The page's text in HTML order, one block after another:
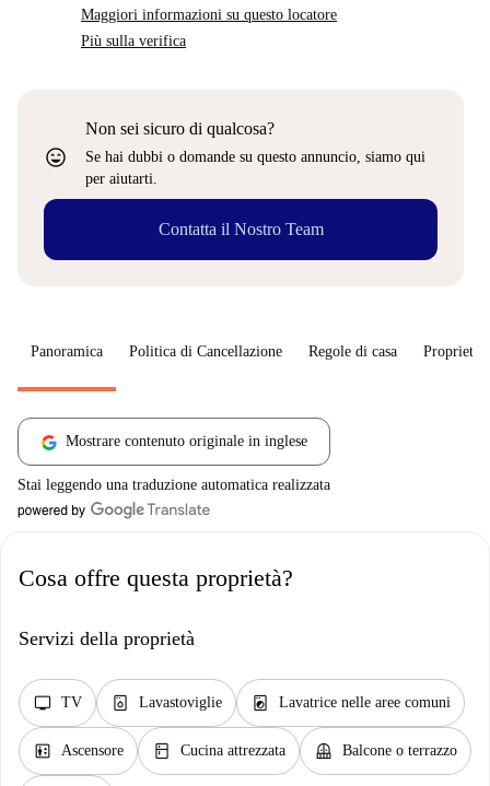
Maggiori informazioni su questo locatore
Più sulla verifica
sentiment_very_satisfied
Non sei sicuro di qualcosa?
Se hai dubbi o domande su questo annuncio, siamo qui
per aiutarti.
Contatta il Nostro Team
Panoramica Politica di Cancellazione Regole di casa
Mostrare contenuto originale in inglese
Stai leggendo una traduzione automatica realizzata
Cosa offre questa proprietà?
Servizi della proprietà
tv TV dishwasher_gen Lavastoviglie local_laundry_service Lavatrice nelle aree comuni
elevator Ascensore kitchen Cucina attrezzata balcony Balcone o terrazzo